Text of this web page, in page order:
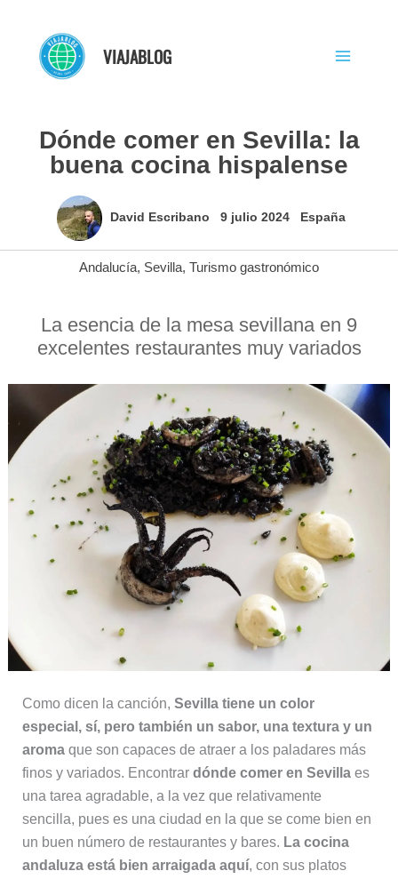
contenido
VIAJABLOG
Dónde comer en Sevilla: la
buena cocina hispalense
David Escribano 9 julio 2024 España
Andalucía, Sevilla, Turismo gastronómico
La esencia de la mesa sevillana en 9
excelentes restaurantes muy variados
Como dicen la canción, Sevilla tiene un color
especial, sí, pero también un sabor, una textura y un
aromaque son capaces de atraer a los paladares más
finos y variados. Encontrar dónde comer en Sevillaes
una tarea agradable, a la vez que relativamente
sencilla, pues es una ciudad en la que se come bien en
un buen número de restaurantes y bares. La cocina
andaluza está bien arraigada aquí, con sus platos